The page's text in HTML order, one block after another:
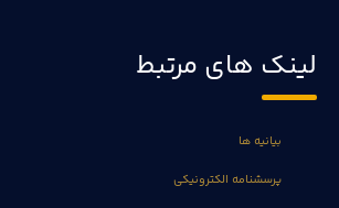
لینک های مرتبط
بیانیه ها
پرسشنامه الکترونیکی